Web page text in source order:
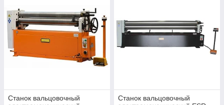
Станок вальцовочный
Станок вальцовочный